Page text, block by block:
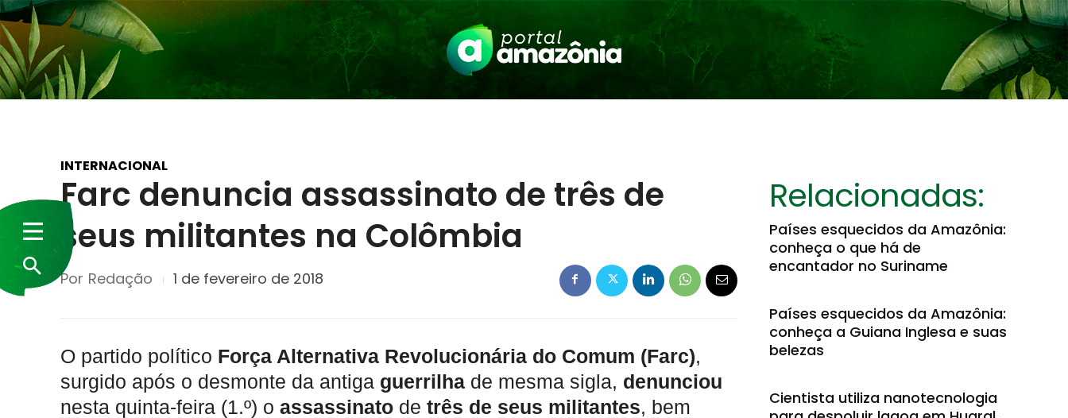
INTERNACIONAL
Farc denuncia assassinato de três de
seus militantes na Colômbia
Por Redação 1 de fevereiro de 2018
O partido político Força Alternativa Revolucionária do Comum (Farc),
surgido após o desmonte da antiga guerrilha de mesma sigla, denunciou
nesta quinta-feira (1.º) o assassinato de três de seus militantes, bem
Relacionadas:
Países esquecidos da Amazônia:
conheça o que há de
encantador no Suriname
Países esquecidos da Amazônia:
conheça a Guiana Inglesa e suas
belezas
Cientista utiliza nanotecnologia